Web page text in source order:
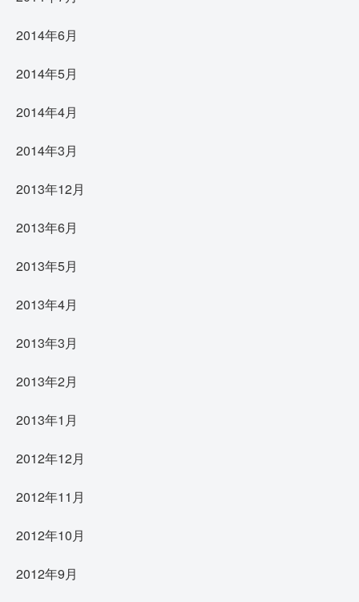
2014年6月
2014年5月
2014年4月
2014年3月
2013年12月
2013年6月
2013年5月
2013年4月
2013年3月
2013年2月
2013年1月
2012年12月
2012年11月
2012年10月
2012年9月